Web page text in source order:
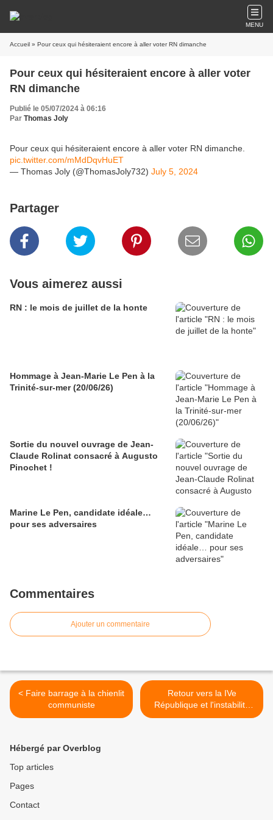
MENU
Accueil » Pour ceux qui hésiteraient encore à aller voter RN dimanche
Pour ceux qui hésiteraient encore à aller voter
RN dimanche
Publié le 05/07/2024 à 06:16
Par Thomas Joly
Pour ceux qui hésiteraient encore à aller voter RN dimanche.
pic.twitter.com/mMdDqvHuET
— Thomas Joly (@ThomasJoly732) July 5, 2024
Partager
Vous aimerez aussi
RN : le mois de juillet de la honte
Hommage à Jean-Marie Le Pen à la
Trinité-sur-mer (20/06/26)
Sortie du nouvel ouvrage de Jean-
Claude Rolinat consacré à Augusto
Pinochet !
Marine Le Pen, candidate idéale…
pour ses adversaires
Commentaires
Ajouter un commentaire
< Faire barrage à la chienlit
communiste
Retour vers la IVe
République et l'instabilité
politique >
Hébergé par Overblog
Top articles
Pages
Contact